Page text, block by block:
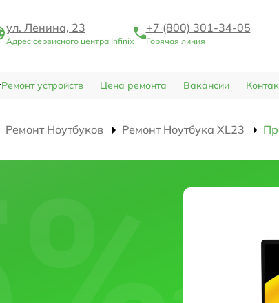
ул. Ленина, 23
Адрес сервисного центра Infinix
+7 (800) 301-34-05
Горячая линия
Ремонт устройств Цена ремонта Вакансии
Ремонт Ноутбуков Ремонт Ноутбука XL23